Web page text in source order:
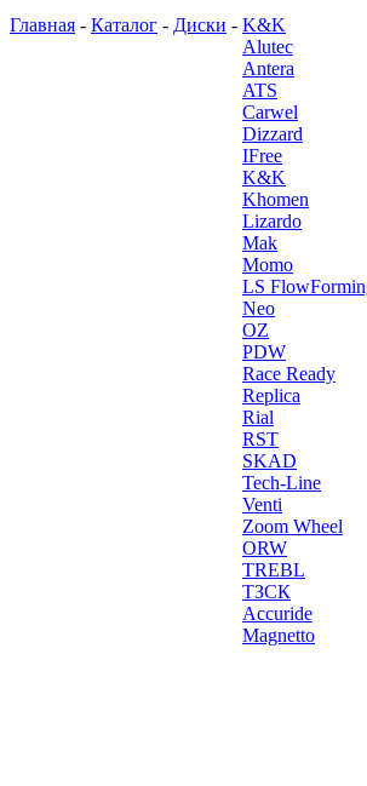
Главная - Каталог - Диски - K&K
Alutec
Antera
ATS
Carwel
Dizzard
IFree
K&K
Khomen
Lizardo
Mak
Momo
LS
Neo
OZ
PDW
Race Ready
Replica
Rial
RST
SKAD
Tech-Line
Venti
Zoom Wheel
ORW
TREBL
ТЗСК
Accuride
Magnetto